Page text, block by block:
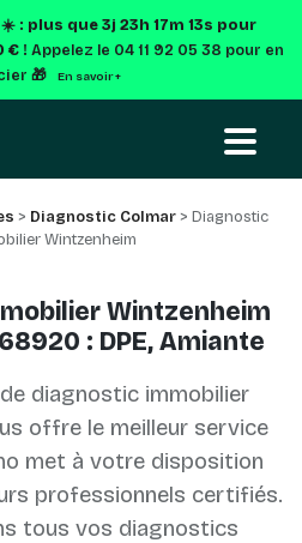
: plus que 3j 23h 17m 13s pour
€ ! Appelez le 04 11 92 05 38 pour en
🎁
En savoir +
> Diagnostic Colmar> Diagnostic
Wintzenheim
Wintzenheim
: DPE, Amiante
diagnostic immobilier
offre le meilleur service
met à votre disposition
professionnels certifiés.
tous vos diagnostics